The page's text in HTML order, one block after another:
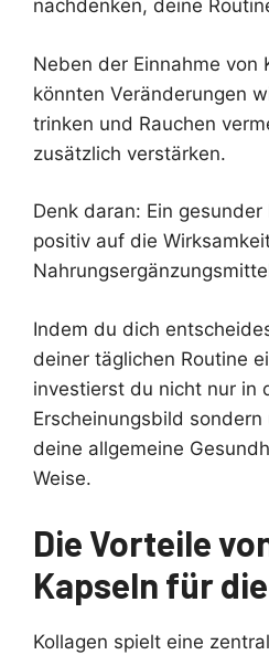
nachdenken, deine
Neben der Einnahme von
könnten Veränderungen
trinken und Rauchen
zusätzlich verstärken.
Denk daran: Ein
positiv auf die
Indem du dich
deiner täglichen Routine
investierst du nicht nur in
Erscheinungsbild
deine allgemeine
Weise.
Die Vorteile
Kapseln für
Kollagen spielt eine